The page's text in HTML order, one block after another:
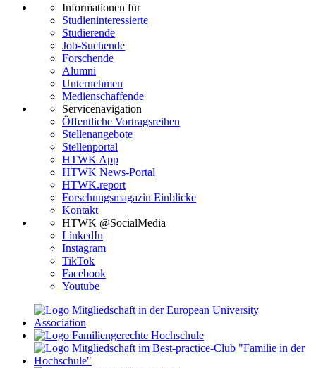
Informationen für
Studieninteressierte
Studierende
Job-Suchende
Forschende
Alumni
Unternehmen
Medienschaffende
Servicenavigation
Öffentliche Vortragsreihen
Stellenangebote
Stellenportal
HTWK App
HTWK News-Portal
HTWK.report
Forschungsmagazin Einblicke
Kontakt
HTWK @SocialMedia
LinkedIn
Instagram
TikTok
Facebook
Youtube